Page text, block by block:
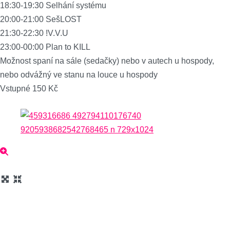
18:30-19:30 Selhání systému
20:00-21:00 SešLOST
21:30-22:30 !V.V.U
23:00-00:00 Plan to KILL
Možnost spaní na sále (sedačky) nebo v autech u hospody,
nebo odvážný ve stanu na louce u hospody
Vstupné 150 Kč